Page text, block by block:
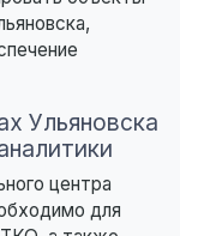
Ульяновска
центра
для